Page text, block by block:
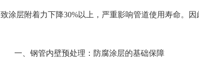
致涂层附着力下降30%以上，严重影响管道使用寿命。
一、钢管内壁预处理：防腐涂层的基础保障